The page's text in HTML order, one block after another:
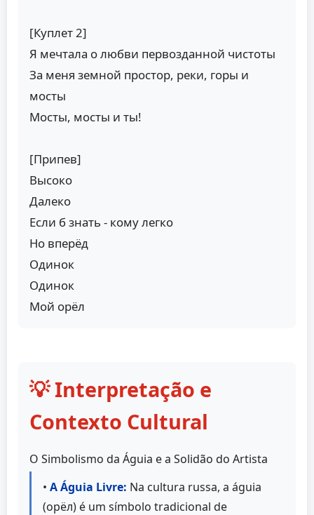
[Куплет 2]
Я мечтала о любви первозданной чистоты
За меня земной простор, реки, горы и
мосты
Мосты, мосты и ты!
[Припев]
Высоко
Далеко
Если б знать - кому легко
Но вперёд
Одинок
Одинок
Мой орёл
💡 Interpretação e
Contexto Cultural
O Simbolismo da Águia e a Solidão do Artista
• A Águia Livre: Na cultura russa, a águia
(орёл) é um símbolo tradicional de